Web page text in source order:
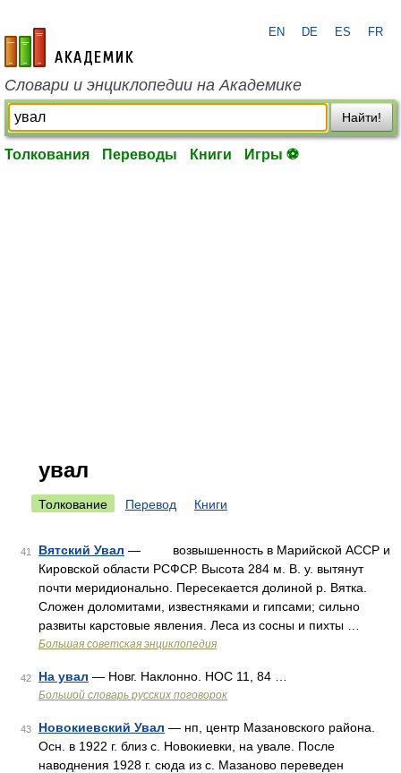
academic.ru
EN DE ES FR
Словари и энциклопедии на Академике
Найти!
Толкования Переводы Книги Игры ⚽
увал
Толкование Перевод Книги
41 Вятский Увал — возвышенность в Марийской АССР и
Кировской области РСФСР. Высота 284 м. В. у. вытянут
почти меридионально. Пересекается долиной р. Вятка.
Сложен доломитами, известняками и гипсами; сильно
развиты карстовые явления. Леса из сосны и пихты …
Большая советская энциклопедия
42 На увал — Новг. Наклонно. НОС 11, 84 …
Большой словарь русских поговорок
43 Новокиевский Увал — нп, центр Мазановского района.
Осн. в 1922 г. близ с. Новокиевки, на увале. После
наводнения 1928 г. сюда из с. Мазаново переведен